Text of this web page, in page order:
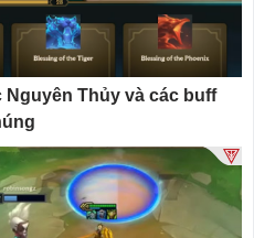
Nguyên Thủy và các buff